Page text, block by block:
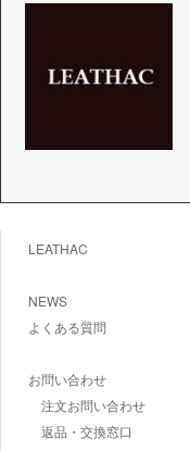
LEATHAC
NEWS
よくある質問
お問い合わせ
注文お問い合わせ
返品・交換窓口